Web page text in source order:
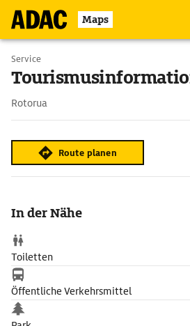
Maps
Service
Rotorua
Route planen
In der Nähe
Toiletten
Öffentliche Verkehrsmittel